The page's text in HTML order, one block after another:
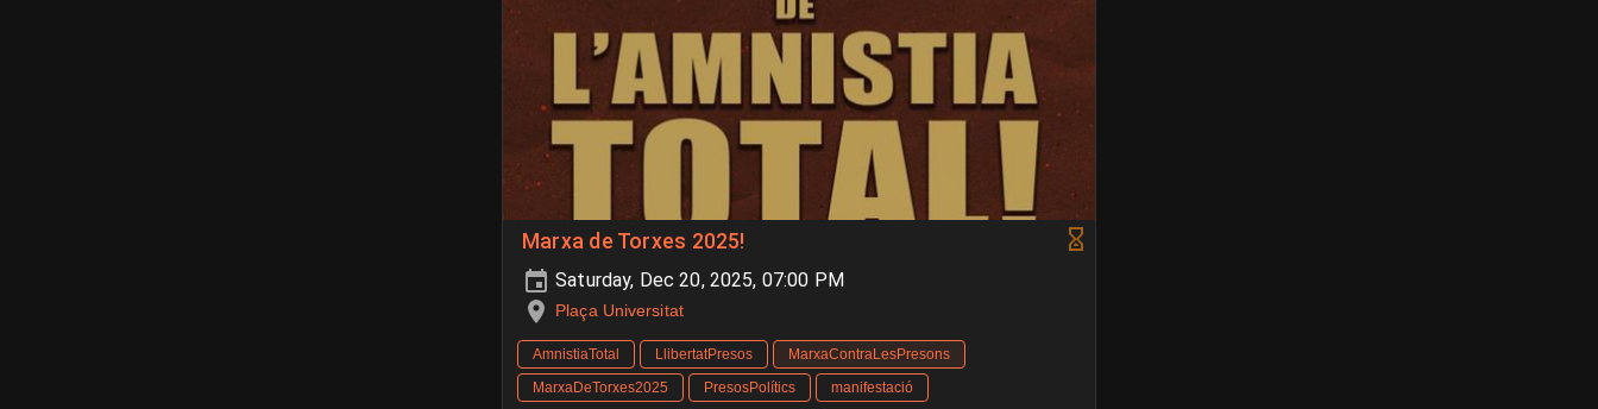
Marxa de Torxes 2025!
Saturday, Dec 20, 2025, 07:00 PM
Plaça Universitat
AmnistiaTotal LlibertatPresos
MarxaContraLesPresons
MarxaDeTorxes2025
PresosPolítics manifestació